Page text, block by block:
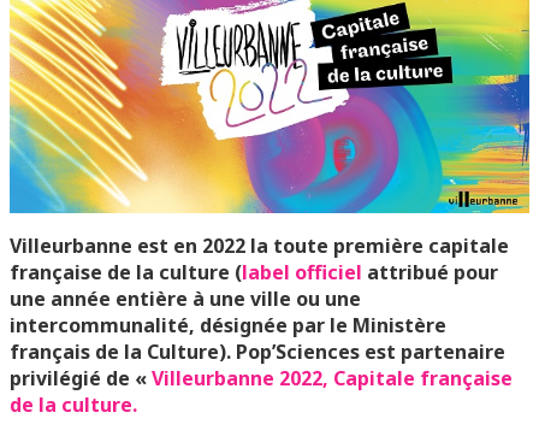
Villeurbanne est en 2022 la toute première capitale
française de la culture (label officiel attribué pour
une année entière à une ville ou une
intercommunalité, désignée par le Ministère
français de la Culture). Pop’Sciences est partenaire
privilégié de «Villeurbanne 2022, Capitale française
de la culture.